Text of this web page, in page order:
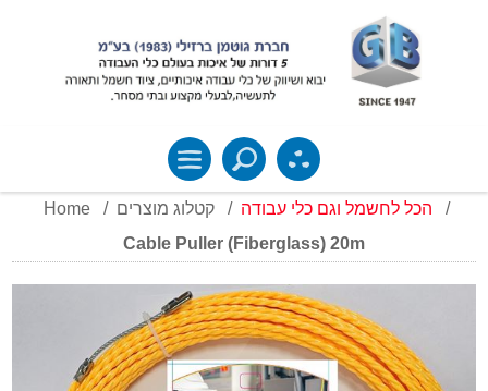
Home / קטלוג מוצרים / הכל לחשמל וגם כלי עבודה
/
Cable Puller (Fiberglass) 20m